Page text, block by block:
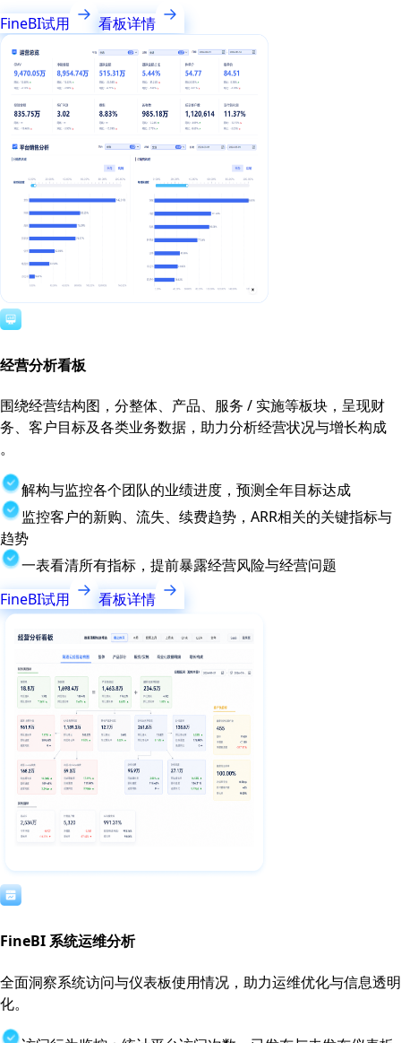
FineBI试用
看板详情
经营分析看板
围绕经营结构图，分整体、产品、服务 / 实施等板块，呈现财
务、客户目标及各类业务数据，助力分析经营状况与增长构成
。
解构与监控各个团队的业绩进度，预测全年目标达成
监控客户的新购、流失、续费趋势，ARR相关的关键指标与
趋势
一表看清所有指标，提前暴露经营风险与经营问题
FineBI试用
看板详情
FineBI 系统运维分析
全面洞察系统访问与仪表板使用情况，助力运维优化与信息透明
化。